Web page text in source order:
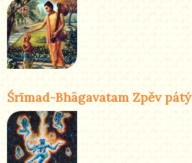
Śrīmad-Bhāgavatam Zpěv pátý